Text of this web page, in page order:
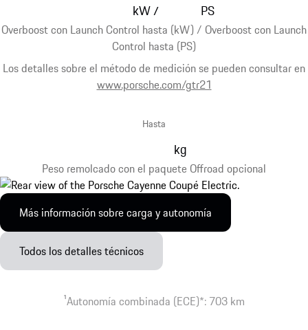
Overboost con Launch Control hasta (kW) / Overboost con Launch
Control hasta (PS)
Los detalles sobre el método de medición se pueden consultar en
www.porsche.com/gtr21
kW/ PS
Peso remolcado con el paquete Offroad opcional
Hasta
kg
Más información sobre carga y autonomía
Todos los detalles técnicos
1Autonomía combinada (ECE)*: 703 km